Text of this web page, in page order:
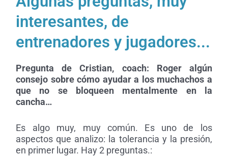
interesantes, de
entrenadores y jugadores...
Pregunta de Cristian, coach:
Roger algún
consejo sobre cómo ayudar a los muchachos a
que no se bloqueen mentalmente en la
cancha…
Es algo muy, muy común. Es uno de los
aspectos que analizo: la tolerancia y la presión,
en primer lugar. Hay 2 preguntas.: